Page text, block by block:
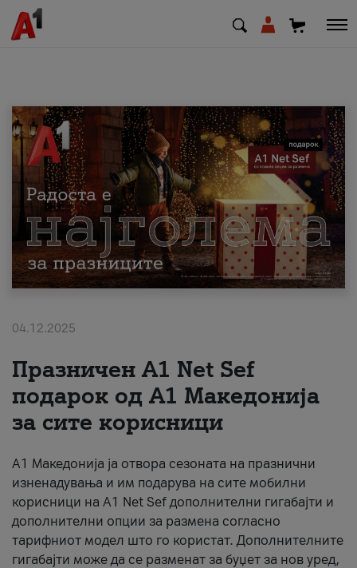
МК EN SQ
Приватни Деловни
Поддршка
Надополни кредит
За нас
#ПодобарОнлајн
04.12.2025
Празничен A1 Net Sеf
подарок од А1 Македонија
за сите корисници
А1 Македонија ја отвора сезоната на празнични
изненадувања и им подарува на сите мобилни
корисници на A1 Net Sef дополнителни гигабајти и
дополнителни опции за размена согласно
тарифниот модел што го користат. Дополнителните
гигабајти може да се разменат за буџет за нов уред,